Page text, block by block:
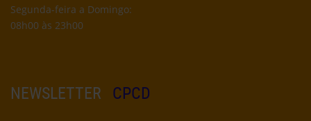
Segunda-feira a Domingo:
08h00 às 23h00
NEWSLETTER CPCD